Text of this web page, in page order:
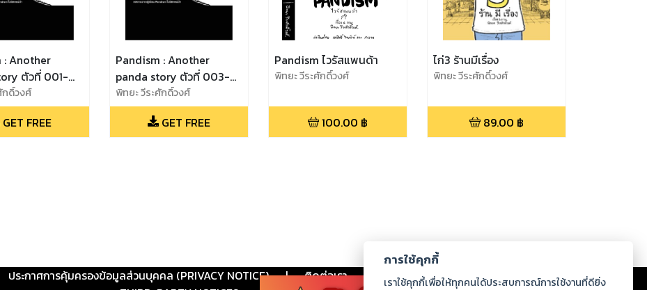
: Another
ตัวที่ 001-
กดิ์วงศ์
GET FREE
Pandism : Another
panda story ตัวที่ 003-
004
พิทยะ วีระศักดิ์วงศ์
GET FREE
Pandism ไวรัสแพนด้า
พิทยะ วีระศักดิ์วงศ์
100.00 ฿
ไก่3 ร้านมีเรื่อง
พิทยะ วีระศักดิ์วงศ์
89.00 ฿
ประกาศการคุ้มครองข้อมูลส่วนบุคคล (PRIVACY NOTICE) | ติดต่อเรา ร่วมงานกับเรา ดาวน์โหลด
การใช้คุกกี้
เราใช้คุกกี้เพื่อให้ทุกคนได้ประสบการณ์การใช้งานที่ดียิ่ง